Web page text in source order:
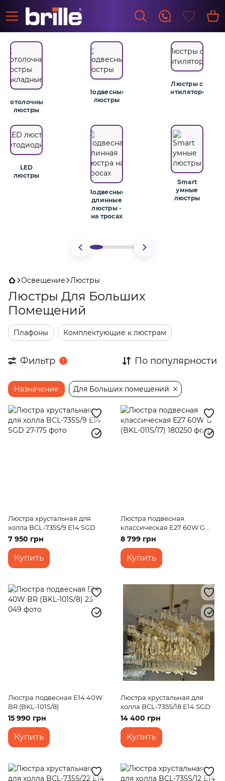
Потолочные
люстры
LED
люстры
Подвесные
люстры
Подвесные
длинные
люстры -
на тросах
Люстры с
вентилятором
Smart
умные
люстры
Освещение Люстры
Люстры Для Больших
Помещений
Плафоны Комплектующие к люстрам
Фильтр 1 По популярности
Назначение Для Больших помещений
Люстра хрустальная для
холла BCL-735S/9 E14 SGD
7 950 грн
Купить
Люстра подвесная
классическая E27 60W G
(BKL-011S/17)
8 799 грн
Купить
Люстра подвесная E14 40W
BR (BKL-101S/8)
15 990 грн
Купить
Люстра хрустальная для
холла BCL-735S/18 E14 SGD
14 400 грн
Купить